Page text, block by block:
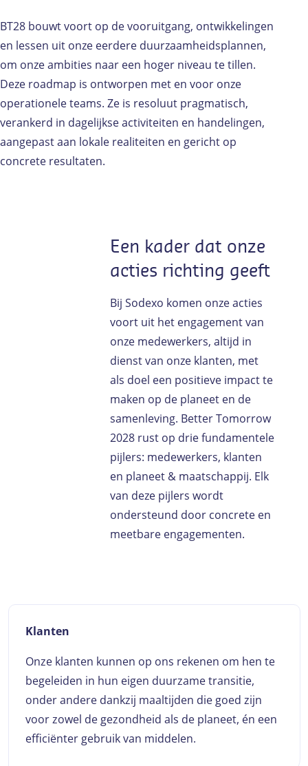
BT28 bouwt voort op de vooruitgang, ontwikkelingen
en lessen uit onze eerdere duurzaamheidsplannen,
om onze ambities naar een hoger niveau te tillen.
Deze roadmap is ontworpen met en voor onze
operationele teams. Ze is resoluut pragmatisch,
verankerd in dagelijkse activiteiten en handelingen,
aangepast aan lokale realiteiten en gericht op
concrete resultaten.
Een kader dat onze
acties richting geeft
Bij Sodexo komen onze acties
voort uit het engagement van
onze medewerkers, altijd in
dienst van onze klanten, met
als doel een positieve impact te
maken op de planeet en de
samenleving. Better Tomorrow
2028 rust op drie fundamentele
pijlers: medewerkers, klanten
en planeet & maatschappij. Elk
van deze pijlers wordt
ondersteund door concrete en
meetbare engagementen.
Klanten
Onze klanten kunnen op ons rekenen om hen te
begeleiden in hun eigen duurzame transitie,
onder andere dankzij maaltijden die goed zijn
voor zowel de gezondheid als de planeet, én een
efficiënter gebruik van middelen.